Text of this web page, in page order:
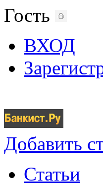
Гость
ВХОД
Добавить
Статьи